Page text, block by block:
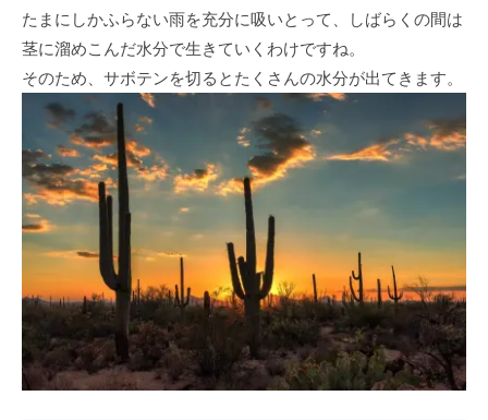
たまにしかふらない雨を充分に吸いとって、しばらくの間は
茎に溜めこんだ水分で生きていくわけですね。
そのため、サボテンを切るとたくさんの水分が出てきます。